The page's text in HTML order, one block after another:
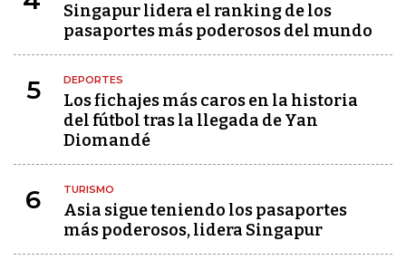
Singapur lidera el ranking de los
pasaportes más poderosos del mundo
5 DEPORTES
Los fichajes más caros en la historia
del fútbol tras la llegada de Yan
Diomandé
6 TURISMO
Asia sigue teniendo los pasaportes
más poderosos, lidera Singapur